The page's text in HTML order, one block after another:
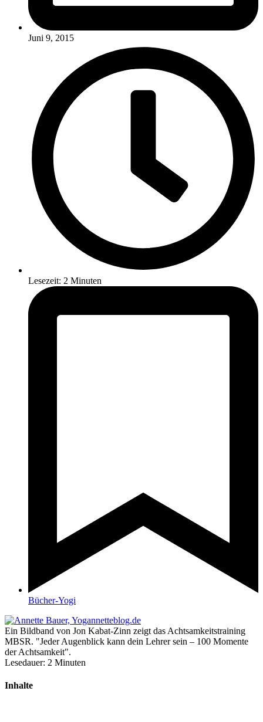
Juni 9, 2015
Lesezeit: 2 Minuten
Bücher-Yogi
Ein Bildband von Jon Kabat-Zinn zeigt das Achtsamkeitstraining
MBSR. "Jeder Augenblick kann dein Lehrer sein – 100 Momente
der Achtsamkeit".
Lesedauer: 2 Minuten
Inhalte